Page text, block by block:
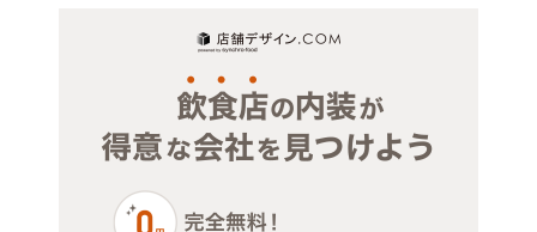
その他サービス・その他